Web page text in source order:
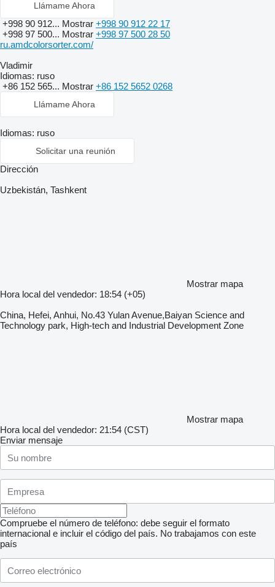
Llámame Ahora
+998 90 912... Mostrar +998 90 912 22 17
+998 97 500... Mostrar +998 97 500 28 50
ru.amdcolorsorter.com/
Vladimir
Idiomas: ruso
+86 152 565... Mostrar +86 152 5652 0268
Llámame Ahora
Idiomas: ruso
Solicitar una reunión
Dirección
Uzbekistán, Tashkent
Mostrar mapa
Hora local del vendedor: 18:54 (+05)
China, Hefei, Anhui, No.43 Yulan Avenue,Baiyan Science and
Technology park, High-tech and Industrial Development Zone
Mostrar mapa
Hora local del vendedor: 21:54 (CST)
Enviar mensaje
Compruebe el número de teléfono: debe seguir el formato
internacional e incluir el código del país. No trabajamos con este
país